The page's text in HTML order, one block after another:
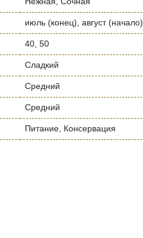
июль (конец), август (начало)
40, 50
Сладкий
Средний
Средний
Питание, Консервация